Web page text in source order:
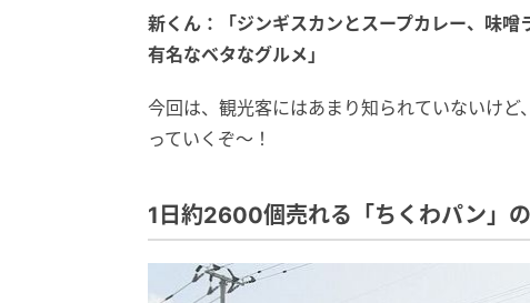
新くん：「ジンギスカンとスープカレー、味
有名なベタなグルメ」
今回は、観光客にはあまり知られていないけ
っていくぞ～！
1日約2600個売れる「ちくわパン」